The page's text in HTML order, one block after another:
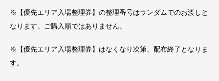
※【優先エリア入場整理券】の整理番号はランダムでのお渡しと
なります。ご購入順ではありません。
※【優先エリア入場整理券】はなくなり次第、配布終了となりま
す。